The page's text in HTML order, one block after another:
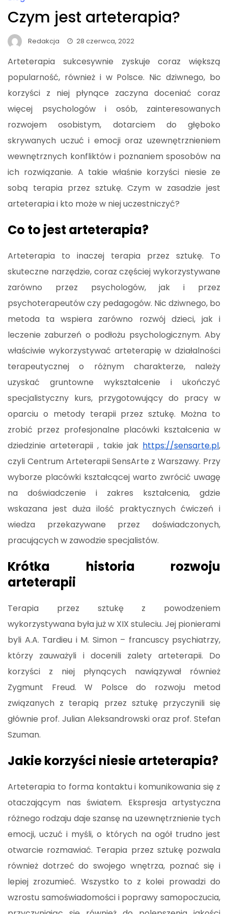
Czym jest arteterapia?
Redakcja 28 czerwca, 2022
Arteterapia sukcesywnie zyskuje coraz większą
popularność, również i w Polsce. Nic dziwnego, bo
korzyści z niej płynące zaczyna doceniać coraz
więcej psychologów i osób, zainteresowanych
rozwojem osobistym, dotarciem do głęboko
skrywanych uczuć i emocji oraz uzewnętrznieniem
wewnętrznych konfliktów i poznaniem sposobów na
ich rozwiązanie. A takie właśnie korzyści niesie ze
sobą terapia przez sztukę. Czym w zasadzie jest
arteterapia i kto może w niej uczestniczyć?
Co to jest arteterapia?
Arteterapia to inaczej terapia przez sztukę. To
skuteczne narzędzie, coraz częściej wykorzystywane
zarówno przez psychologów, jak i przez
psychoterapeutów czy pedagogów. Nic dziwnego, bo
metoda ta wspiera zarówno rozwój dzieci, jak i
leczenie zaburzeń o podłożu psychologicznym. Aby
właściwie wykorzystywać arteterapię w działalności
terapeutycznej o różnym charakterze, należy
uzyskać gruntowne wykształcenie i ukończyć
specjalistyczny kurs, przygotowujący do pracy w
oparciu o metody terapii przez sztukę. Można to
zrobić przez profesjonalne placówki kształcenia w
dziedzinie arteterapii , takie jak https://sensarte.pl,
czyli Centrum Arteterapii SensArte z Warszawy. Przy
wyborze placówki kształcącej warto zwrócić uwagę
na doświadczenie i zakres kształcenia, gdzie
wskazana jest duża ilość praktycznych ćwiczeń i
wiedza przekazywane przez doświadczonych,
pracujących w zawodzie specjalistów.
Krótka historia rozwoju
arteterapii
Terapia przez sztukę z powodzeniem
wykorzystywana była już w XIX stuleciu. Jej pionierami
byli A.A. Tardieu i M. Simon – francuscy psychiatrzy,
którzy zauważyli i docenili zalety arteterapii. Do
korzyści z niej płynących nawiązywał również
Zygmunt Freud. W Polsce do rozwoju metod
związanych z terapią przez sztukę przyczynili się
głównie prof. Julian Aleksandrowski oraz prof. Stefan
Szuman.
Jakie korzyści niesie arteterapia?
Arteterapia to forma kontaktu i komunikowania się z
otaczającym nas światem. Ekspresja artystyczna
różnego rodzaju daje szansę na uzewnętrznienie tych
emocji, uczuć i myśli, o których na ogół trudno jest
otwarcie rozmawiać. Terapia przez sztukę pozwala
również dotrzeć do swojego wnętrza, poznać się i
lepiej zrozumieć. Wszystko to z kolei prowadzi do
wzrostu samoświadomości i poprawy samopoczucia,